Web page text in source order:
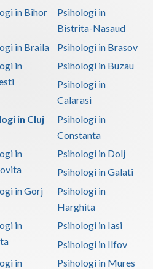
in Bihor
Psihologi in
Bistrita-Nasaud
in Braila
Psihologi in Brasov
in
Psihologi in Buzau
Psihologi in
Calarasi
in Cluj
Psihologi in
Constanta
in
Psihologi in Dolj
Psihologi in Galati
in Gorj
Psihologi in
Harghita
in
Psihologi in Iasi
Psihologi in Ilfov
in
Psihologi in Mures